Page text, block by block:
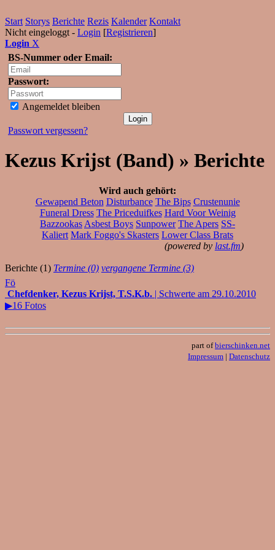
Start Storys Berichte Rezis Kalender Kontakt
Nicht eingeloggt - Login [Registrieren]
Login X
BS-Nummer oder Email:
Passwort:
Angemeldet bleiben
Passwort vergessen?
Kezus Krijst (Band) » Berichte
Wird auch gehört:
Gewapend Beton Disturbance The Bips Crustenunie
Funeral Dress The Priceduifkes Hard Voor Weinig
Bazzookas Asbest Boys Sunpower The Apers SS-
Kaliert Mark Foggo's Skasters Lower Class Brats
(powered by last.fm)
Berichte (1) Termine (0) vergangene Termine (3)
Fö
Chefdenker, Kezus Krijst, T.S.K.b. | Schwerte am 29.10.2010
▶16 Fotos
part ofbierschinken.net
Impressum | Datenschutz